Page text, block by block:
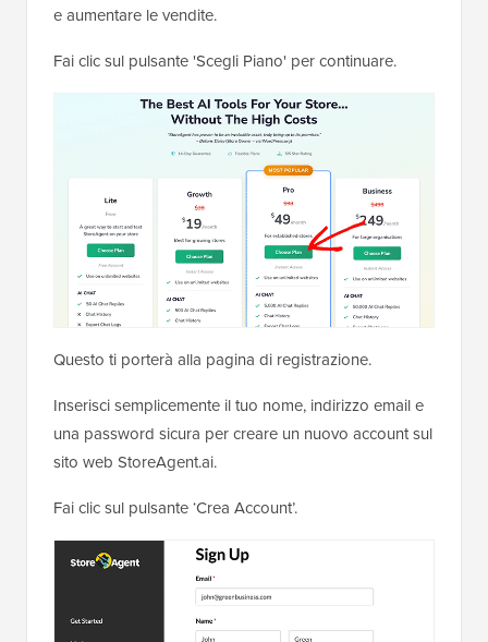
e aumentare le vendite.
Fai clic sul pulsante 'Scegli Piano' per continuare.
Questo ti porterà alla pagina di registrazione.
Inserisci semplicemente il tuo nome, indirizzo email e
una password sicura per creare un nuovo account sul
sito web StoreAgent.ai.
Fai clic sul pulsante ‘Crea Account’.